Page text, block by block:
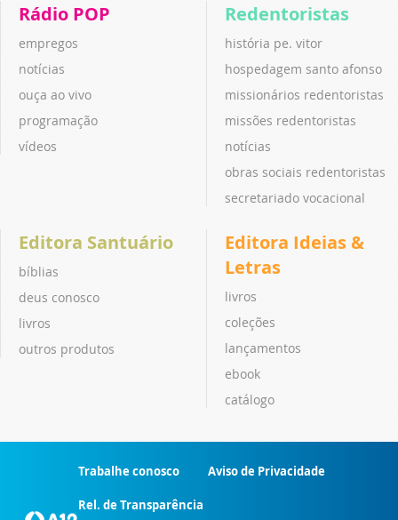
Rádio POP
empregos
notícias
ouça ao vivo
programação
vídeos
Redentoristas
história pe. vitor
hospedagem santo afonso
missionários redentoristas
missões redentoristas
notícias
obras sociais redentoristas
secretariado vocacional
Editora Santuário
bíblias
deus conosco
livros
outros produtos
Editora Ideias &
Letras
livros
coleções
lançamentos
ebook
catálogo
Trabalhe conosco Aviso de Privacidade
Rel. de Transparência